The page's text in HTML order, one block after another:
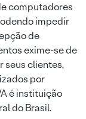
computadores
impedir
de
exime-se de
seus clientes,
por
é instituição
do Brasil.